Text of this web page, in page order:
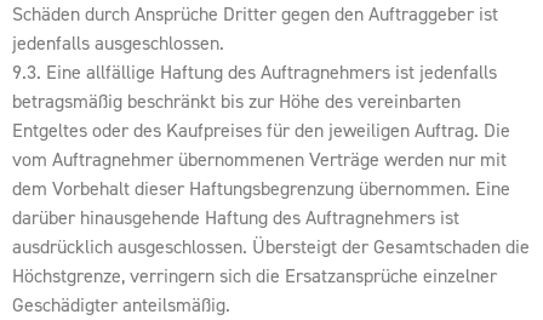
Schäden durch Ansprüche Dritter gegen den Auftraggeber ist
jedenfalls ausgeschlossen.
9.3. Eine allfällige Haftung des Auftragnehmers ist jedenfalls
betragsmäßig beschränkt bis zur Höhe des vereinbarten
Entgeltes oder des Kaufpreises für den jeweiligen Auftrag. Die
vom Auftragnehmer übernommenen Verträge werden nur mit
dem Vorbehalt dieser Haftungsbegrenzung übernommen. Eine
darüber hinausgehende Haftung des Auftragnehmers ist
ausdrücklich ausgeschlossen. Übersteigt der Gesamtschaden die
Höchstgrenze, verringern sich die Ersatzansprüche einzelner
Geschädigter anteilsmäßig.